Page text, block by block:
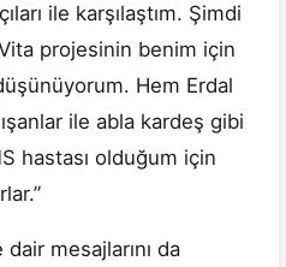
ile karşılaştım. Şimdi
projesinin benim için
Hem Erdal
ile abla kardeş gibi
hastası olduğum için
mesajlarını da